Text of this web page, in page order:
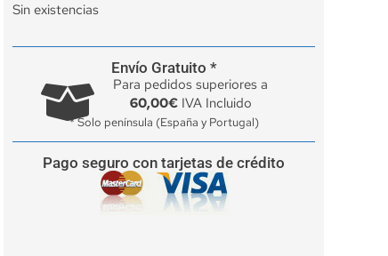
Sin existencias
Envío Gratuito *
Para pedidos superiores a
60,00€IVA Incluido
* Solo península (España y Portugal)
Pago seguro con tarjetas de crédito